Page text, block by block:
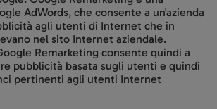
AdWords, che consente a un'azienda
agli utenti di Internet che in
nel sito Internet aziendale.
Remarketing consente quindi a
pubblicità basata sugli utenti e quindi
pertinenti agli utenti Internet